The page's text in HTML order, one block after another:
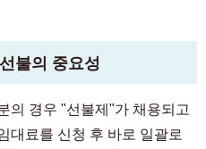
불의 중요성
의 경우 "선불제"가 채용되고
대료를 신청 후 바로 일괄로